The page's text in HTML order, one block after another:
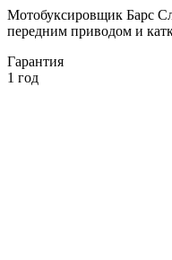
Мотобуксировщик Барс
передним приводом и
Гарантия
1 год